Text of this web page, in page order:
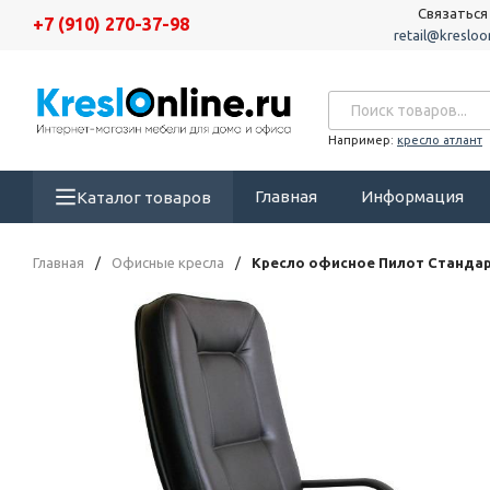
+7 (910) 270-37-98
Например: кресло атлант
Каталог товаров Главная Информация
Главная / Офисные кресла / Кресло офисное Пилот